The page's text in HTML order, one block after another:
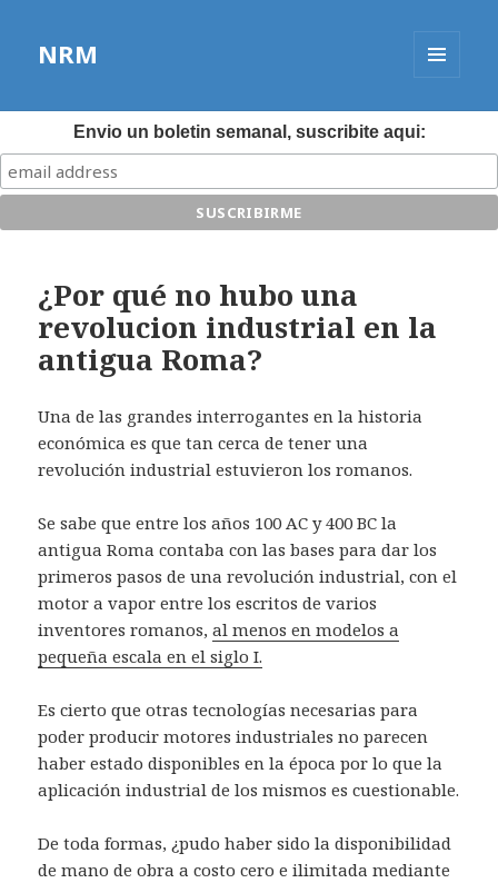
NRM
WIDGETS
Envio un boletin semanal, suscribite aqui:
¿Por qué no hubo una
revolucion industrial en la
antigua Roma?
Una de las grandes interrogantes en la historia
económica es que tan cerca de tener una
revolución industrial estuvieron los romanos.
Se sabe que entre los años 100 AC y 400 BC la
antigua Roma contaba con las bases para dar los
primeros pasos de una revolución industrial, con el
motor a vapor entre los escritos de varios
inventores romanos,al menos en modelos a
pequeña escala en el siglo I.
Es cierto que otras tecnologías necesarias para
poder producir motores industriales no parecen
haber estado disponibles en la época por lo que la
aplicación industrial de los mismos es cuestionable.
De toda formas, ¿pudo haber sido la disponibilidad
de mano de obra a costo cero e ilimitada mediante